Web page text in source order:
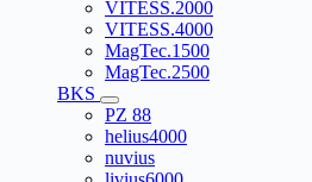
VITESS.2000
VITESS.4000
MagTec.1500
MagTec.2500
BKS
PZ 88
helius4000
nuvius